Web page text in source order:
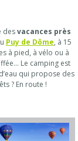
desvacances près
Puy de Dôme, à 15
à pied, à vélo ou à
Le camping est
qui propose des
? En route !